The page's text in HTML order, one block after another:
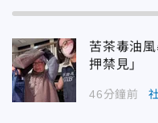
苦茶毒油
押禁見」
46分鐘前